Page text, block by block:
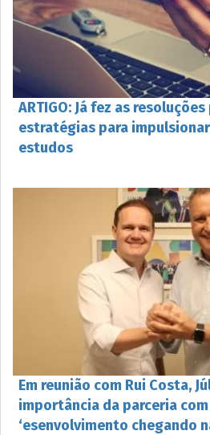
ARTIGO: Já fez as
estratégias para
estudos
Em reunião com Rui Costa,
importância da parceria
‘esenvolvimento chegando